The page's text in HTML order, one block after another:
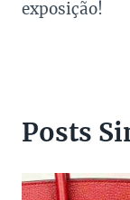
exposição!
Posts